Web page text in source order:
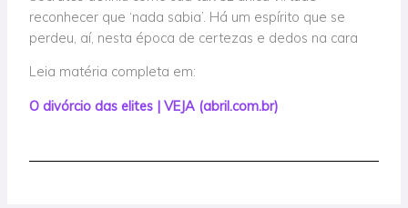
reconhecer que ‘nada sabia’. Há um espírito que se
perdeu, aí, nesta época de certezas e dedos na cara
Leia matéria completa em:
O divórcio das elites | VEJA (abril.com.br)